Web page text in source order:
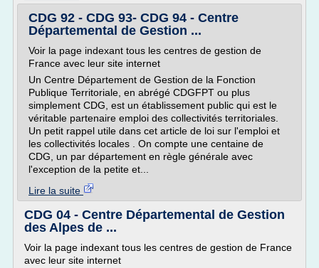
CDG 92 - CDG 93- CDG 94 - Centre
Départemental de Gestion ...
Voir la page indexant tous les centres de gestion de
France avec leur site internet
Un Centre Département de Gestion de la Fonction
Publique Territoriale, en abrégé CDGFPT ou plus
simplement CDG, est un établissement public qui est le
véritable partenaire emploi des collectivités territoriales.
Un petit rappel utile dans cet article de loi sur l'emploi et
les collectivités locales . On compte une centaine de
CDG, un par département en règle générale avec
l'exception de la petite et...
Lire la suite
CDG 04 - Centre Départemental de Gestion
des Alpes de ...
Voir la page indexant tous les centres de gestion de France
avec leur site internet